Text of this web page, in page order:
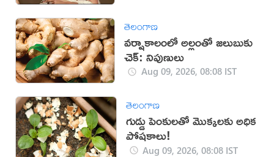
తెలంగాణ
వర్షాకాలంలో అల్లంతో జలుబుకు
చెక్: నిపుణులు
Aug 09, 2026, 08:08 IST
తెలంగాణ
గుడ్డు పెంకులతో మొక్కలకు అధిక
పోషకాలు!
Aug 09, 2026, 08:08 IST